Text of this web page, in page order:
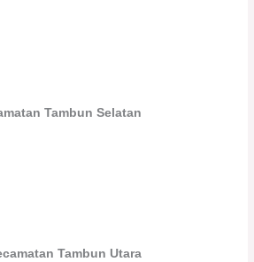
Tambun Selatan
Tambun Utara